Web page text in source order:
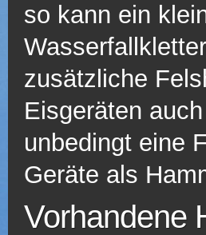
so kann ein
zusätzliche
Eisgeräten
unbedingt eine
Geräte als
Vorhandene